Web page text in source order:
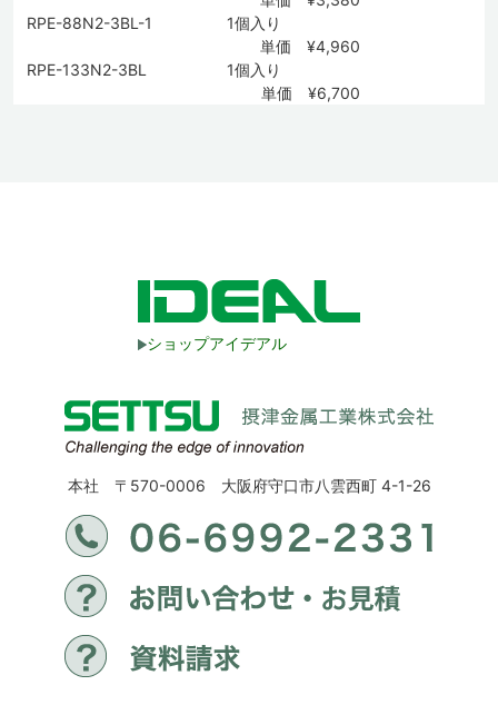
RPE-88N2-3BL-1
1個入り
単価 ¥4,960
RPE-133N2-3BL
1個入り
単価 ¥6,700
ショップアイデアル
本社 〒570-0006 大阪府守口市八雲西町 4-1-26